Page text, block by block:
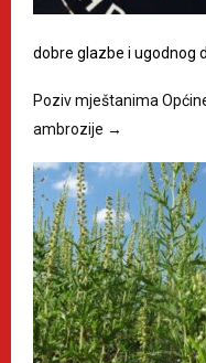
dobre glazbe i ugodnog
Poziv mještanima
ambrozije →